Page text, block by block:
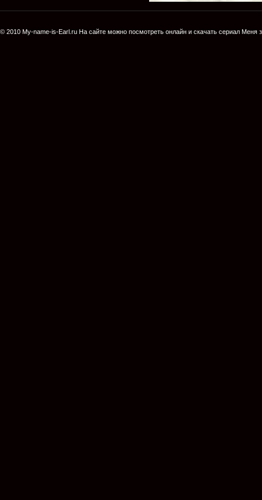
© 2010 My-name-is-Earl.ru На сайте можно посмотреть онлайн и скачать сериал Меня